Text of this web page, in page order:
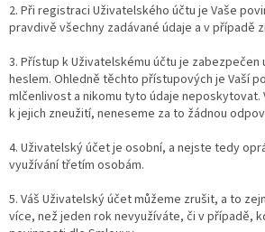
2. Při registraci Uživatelského účtu je Vaše
pravdivě všechny zadávané údaje a v případě
3. Přístup k Uživatelskému účtu je zabezpečen
heslem. Ohledně těchto přístupových je Vaší
mlčenlivost a nikomu tyto údaje neposkytovat.
k jejich zneužití, neneseme za to žádnou
4. Uživatelský účet je osobní, a nejste tedy
využívání třetím osobám.
5. Váš Uživatelský účet můžeme zrušit, a to
více, než jeden rok nevyužíváte, či v případě,